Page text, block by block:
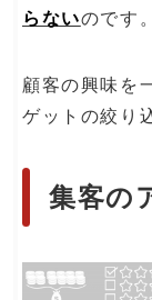
らないのです。
顧客の興味を
ゲットの絞り
集客の